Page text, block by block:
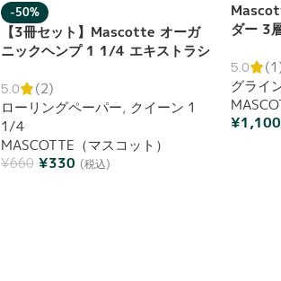
-50%
【3冊セット】Mascotte オーガ
ニックヘンプ 1 1/4 エキストラシ
巻紙 ブックレット
5.0
(2)
ローリングペーパー, クイーン 1
1/4
MASCOTTE（マスコット）
¥660 ¥330 (税込)
ダー 3
5.0
グライ
¥1,100